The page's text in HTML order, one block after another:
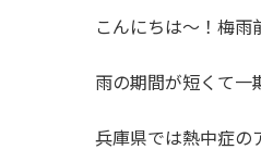
こんにちは～！梅
雨の期間が短くて
兵庫県では熱中症